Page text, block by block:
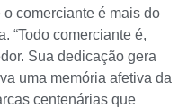
comerciante é mais do
“Todo comerciante é,
Sua dedicação gera
uma memória afetiva da
centenárias que